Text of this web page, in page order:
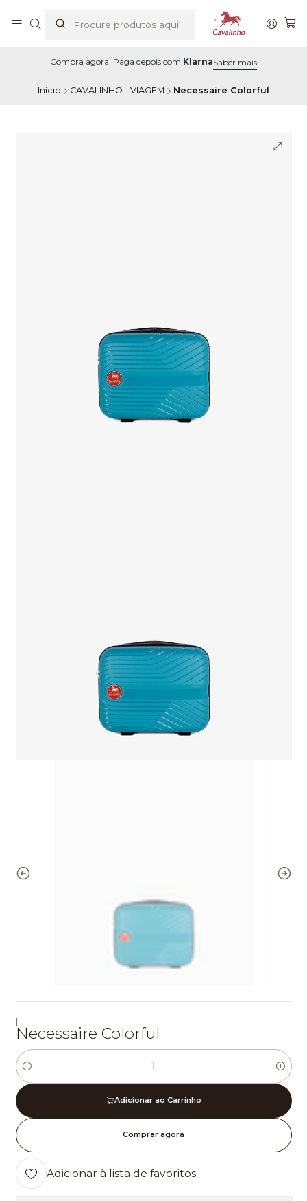
Compra agora. Paga depois com KlarnaSaber mais
Início CAVALINHO - VIAGEM Necessaire Colorful
|
Necessaire Colorful
Quantidade
Adicionar ao Carrinho
Comprar agora
Adicionar à lista de favoritos